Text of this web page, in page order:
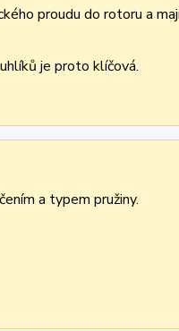
proudu do rotoru a
je proto klíčová.
a typem pružiny.